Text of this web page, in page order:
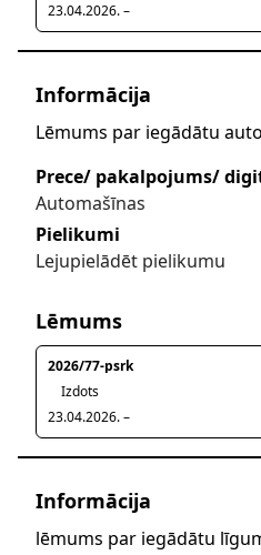
23.04.2026. –
Informācija
Lēmums par iegādātu
Prece/ pakalpojums/
Automašīnas
Pielikumi
Lejupielādēt pielikumu
Lēmums
2026/77-psrk
Izdots
23.04.2026. –
Informācija
lēmums par iegādātu